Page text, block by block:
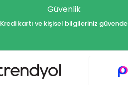
Güvenlik
Kredi kartı ve kişisel bilgileriniz güvende